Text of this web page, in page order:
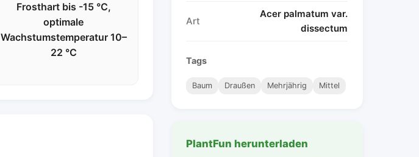
Frosthart bis -15 °C,
optimale
Wachstumstemperatur 10–
22 °C
Art
Acer palmatum var.
dissectum
Tags
Baum Draußen Mehrjährig Mittel
PlantFun herunterladen